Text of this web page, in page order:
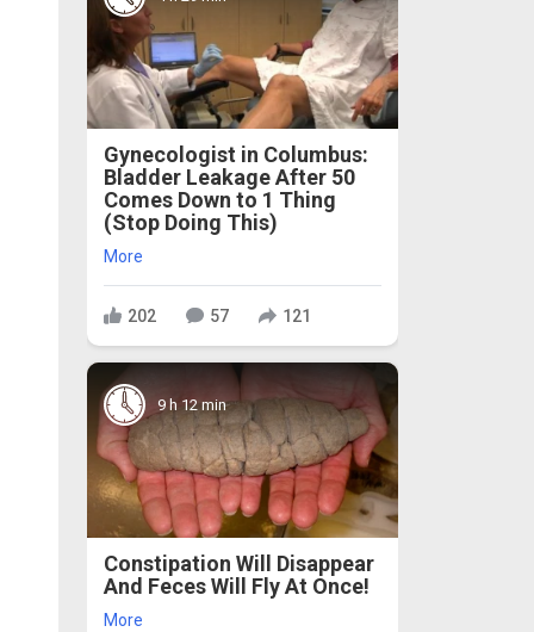
Gynecologist in Columbus:
Bladder Leakage After 50
Comes Down to 1 Thing
(Stop Doing This)
More
202 57 121
9 h 12 min
Constipation Will Disappear
And Feces Will Fly At Once!
More